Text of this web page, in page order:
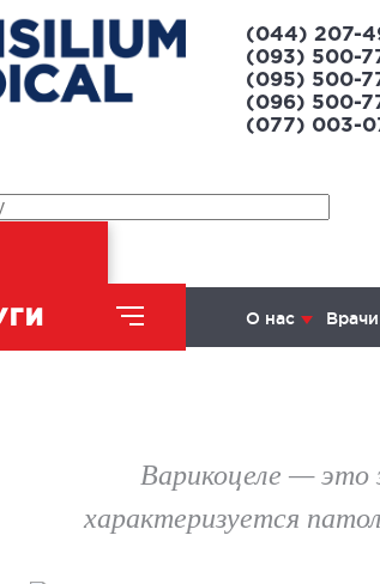
(044) 207-
(093) 500-
(095) 500-
(096) 500-
(077) 003-
О нас Врачи
Варикоцеле — это
характеризуется